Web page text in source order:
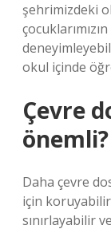
şehrimizdeki
okul içinde
Çevre
önemli?
Daha çevre
için
sınırlayabilir